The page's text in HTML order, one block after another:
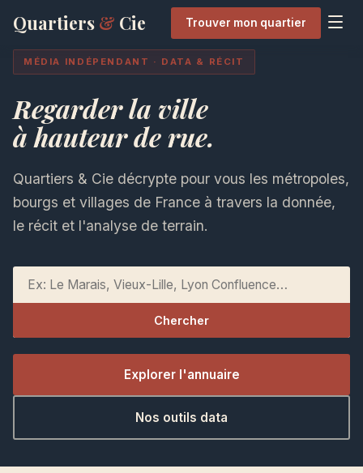
Quartiers & Cie Trouver mon quartier
MÉDIA INDÉPENDANT · DATA & RÉCIT
Regarder la ville
à hauteur de rue.
Quartiers & Cie décrypte pour vous les métropoles,
bourgs et villages de France à travers la donnée,
le récit et l'analyse de terrain.
Rechercher un quartier ou une ville
Chercher
Explorer l'annuaire
Nos outils data